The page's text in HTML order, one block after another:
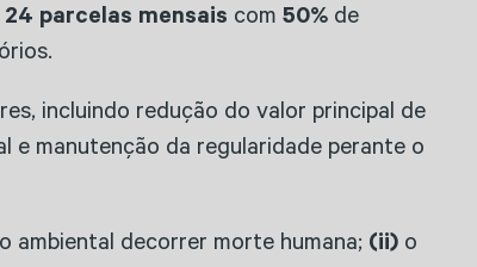
24 parcelas mensais com 50% de
incluindo redução do valor principal de
e manutenção da regularidade perante o
ambiental decorrer morte humana; (ii) o